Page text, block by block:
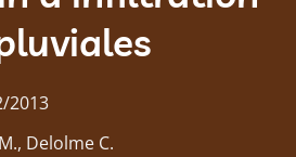
2013
Delolme C.